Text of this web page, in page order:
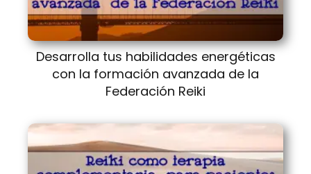
Desarrolla tus habilidades energéticas
con la formación avanzada de la
Federación Reiki